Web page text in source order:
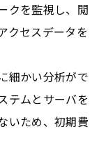
クを監視し、閲
クセスデータを
細かい分析がで
テムとサーバを
いため、初期費